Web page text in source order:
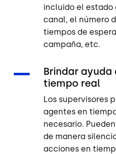
incluido el
canal, el número
tiempos de
campaña, etc.
Brindar ayuda
tiempo real
Los supervisores
agentes en
necesario.
de manera
acciones en